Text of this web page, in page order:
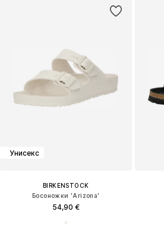
Унисекс
BIRKENSTOCK
Босоножки 'Arizona'
54,90 €